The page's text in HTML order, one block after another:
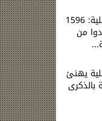
محافظ الدقهلية: 1596
من
يهنئ
بالذكرى